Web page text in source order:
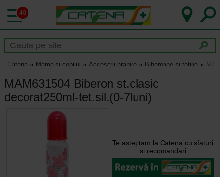
40
Catena Mama si copilul Accesorii hranire Biberoane si tetine
MAM631504 Biberon st.clasic
decorat250ml-tet.sil.(0-7luni)
Te asteptam la Catena cu sfaturi
si recomandari